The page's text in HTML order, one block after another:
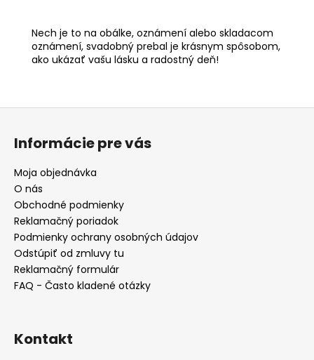
Nech je to na obálke, oznámení alebo skladacom
oznámení, svadobný prebal je krásnym spôsobom,
ako ukázať vašu lásku a radostný deň!
Z
Informácie pre vás
Moja objednávka
O nás
Obchodné podmienky
Reklamačný poriadok
Podmienky ochrany osobných údajov
Odstúpiť od zmluvy tu
Reklamačný formulár
FAQ - Často kladené otázky
Kontakt